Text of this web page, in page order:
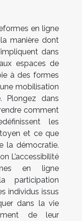
en ligne
manière dont
dans
espaces de
à des formes
mobilisation
Plongez dans
comment
les
et ce que
la démocratie.
L’accessibilité
en ligne
participation
individus issus
dans la vie
de leur